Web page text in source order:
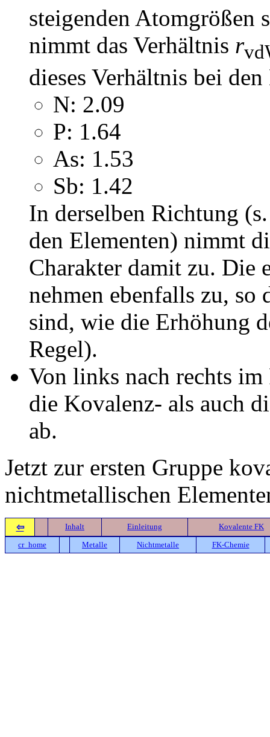
steigenden Atomgrößen
nimmt das Verhältnis r
dieses Verhältnis bei
N: 2.09
P: 1.64
As: 1.53
Sb: 1.42
In derselben Richtung
den Elementen) nimmt
Charakter damit zu. Die
nehmen ebenfalls zu, so
sind, wie die Erhöhung
Regel).
Von links nach rechts
die Kovalenz- als auch
ab.
Jetzt zur ersten Gruppe
nichtmetallischen
⇦ Inhalt Einleitung
Kovalente FK
cr_home
Metalle Nichtmetalle FK-Chemie